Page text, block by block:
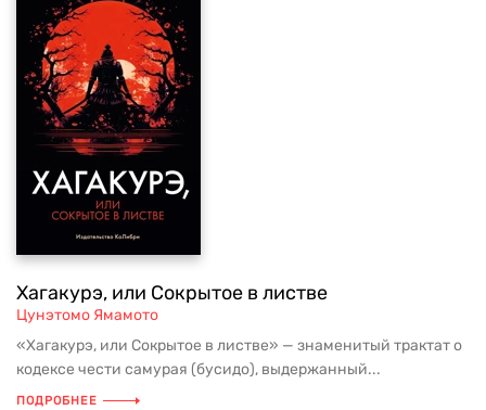
Хагакурэ, или Сокрытое в листве
Цунэтомо Ямамото
«Хагакурэ, или Сокрытое в листве» — знаменитый трактат о
кодексе чести самурая (бусидо), выдержанный...
ПОДРОБНЕЕ